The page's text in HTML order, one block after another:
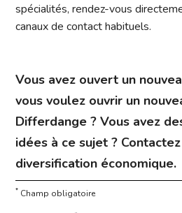
spécialités, rendez-vous
canaux de contact habituels.
Vous avez ouvert un
vous voulez ouvrir un
Differdange ? Vous avez
idées à ce sujet ?
diversification économique.
* Champ obligatoire